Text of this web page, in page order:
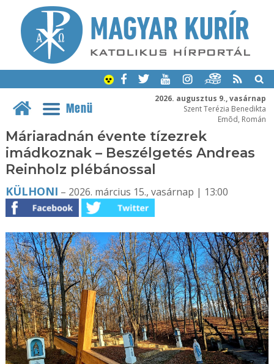
2026. augusztus 9., vasárnap
Szent Terézia Benedikta
Emõd, Román
Menü
Máriaradnán évente tízezrek
imádkoznak – Beszélgetés Andreas
Reinholz plébánossal
KÜLHONI – 2026. március 15., vasárnap | 13:00